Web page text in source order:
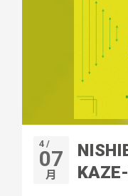
4 /
07
月